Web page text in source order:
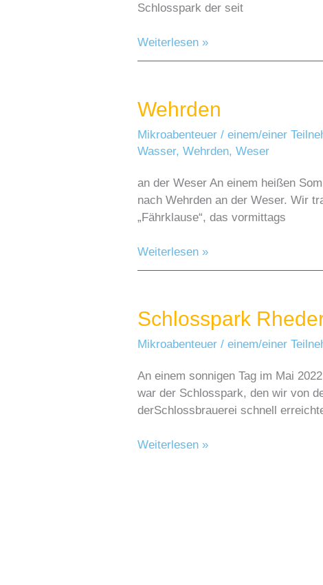
Schlosspark der seit
Schlosspark
Besuch
Sonnenschein
Weiterlesen »
Wehrden
Mikroabenteuer / einem/einer
Wasser, Wehrden, Weser
an der Weser An einem heißen
nach Wehrden an der Weser. Wir
„Fährklause“, das vormittags
Wehrden
Weiterlesen »
Schlosspark
Mikroabenteuer / einem/einer
An einem sonnigen Tag im Mai
war der Schlosspark, den wir von
derSchlossbrauerei schnell
Schlosspark
Weiterlesen »